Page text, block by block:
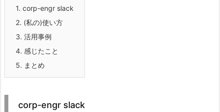
1. corp-engr slack
2. (私の)使い方
3. 活用事例
4. 感じたこと
5. まとめ
corp-engr slack